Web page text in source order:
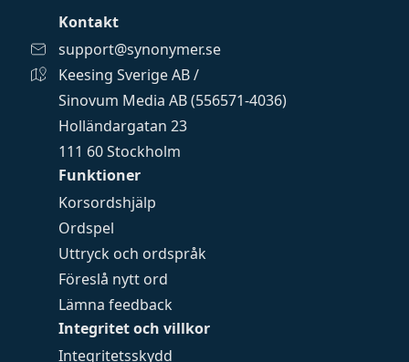
Funktioner
Korsordshjälp
Ordspel
Uttryck och ordspråk
Föreslå nytt ord
Lämna feedback
Integritet och villkor
Integritetsskydd
Kontakt
support@synonymer.se
Keesing Sverige AB /
Sinovum Media AB (556571-4036)
Holländargatan 23
111 60 Stockholm